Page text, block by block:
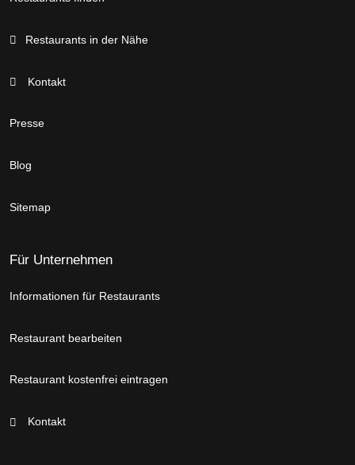
Restaurants in der Nähe
Kontakt
Presse
Blog
Sitemap
Für Unternehmen
Informationen für Restaurants
Restaurant bearbeiten
Restaurant kostenfrei eintragen
Kontakt